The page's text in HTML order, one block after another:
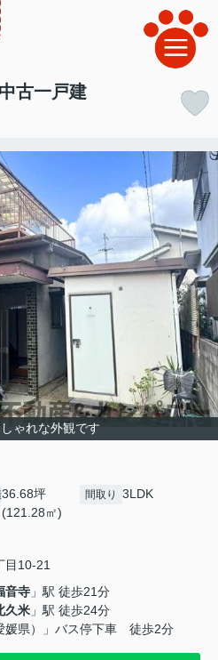
古一戸建
しゃれな外観です
36.68坪
(121.28㎡)
間取り 3LDK
目10-21
音寺 」駅 徒歩21分
久米 」駅 徒歩24分
媛県）」バス停下車 徒歩2分